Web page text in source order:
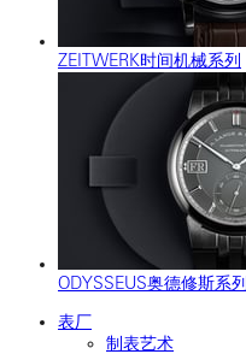
ZEITWERK时间机械系列
ODYSSEUS奥德修斯系列
表厂
制表艺术